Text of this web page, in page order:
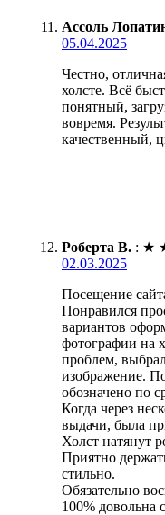
Ассоль
05.04.2025
Честно,
холсте. Всё
понятный,
вовремя.
качественный,
Роберта В. : ★
02.03.2025
Посещение
Понравился
вариантов
фотографии на
проблем,
изображение.
обозначено по
Когда через
выдачи, была
Холст натянут
Приятно
стильно.
Обязательно
100% довольна